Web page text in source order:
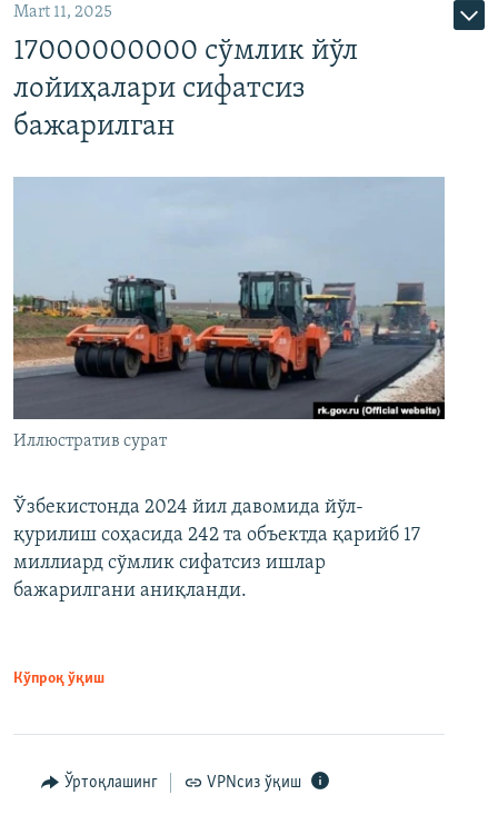
Mart 11, 2025
17000000000 сўмлик йўл
лойиҳалари сифатсиз
бажарилган
Иллюстратив сурат
Ўзбекистонда 2024 йил давомида йўл-
қурилиш соҳасида 242 та объектда қарийб 17
миллиард сўмлик сифатсиз ишлар
бажарилгани аниқланди.
Кўпроқ ўқиш
Ўртоқлашинг VPNсиз ўқиш